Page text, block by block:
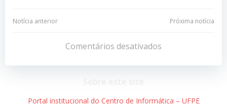
Navegação
Post
Notícia anterior
Navegação
de
Post
Próxima notícia
Comentários desativados
Portal institucional do Centro de Informática – UFPE